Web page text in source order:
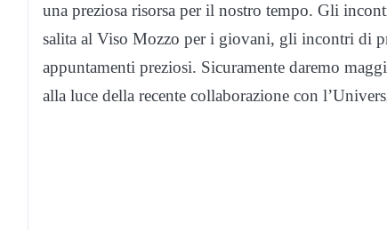
una preziosa risorsa per il nostro tempo. Gli
salita al Viso Mozzo per i giovani, gli incontri di
appuntamenti preziosi. Sicuramente daremo
alla luce della recente collaborazione con